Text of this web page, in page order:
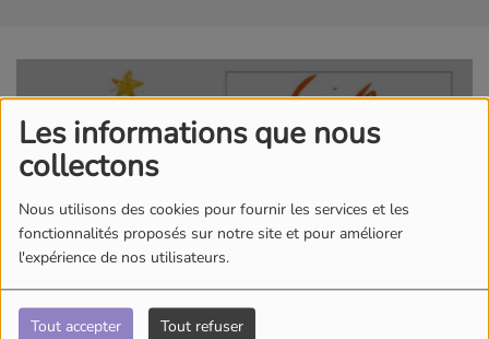
Les informations que nous
collectons
Nous utilisons des cookies pour fournir les services et les
fonctionnalités proposés sur notre site et pour améliorer
l'expérience de nos utilisateurs.
Tout accepter Tout refuser